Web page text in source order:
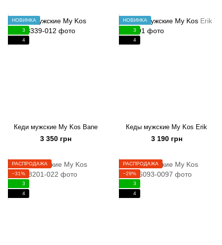
НОВИНКА
3
4
Кеди мужские My Kos Bane
3 350 грн
НОВИНКА
3
4
Кеды мужские My Kos Erik
3 190 грн
РАСПРОДАЖА
−31%
3
4
РАСПРОДАЖА
−29%
3
4